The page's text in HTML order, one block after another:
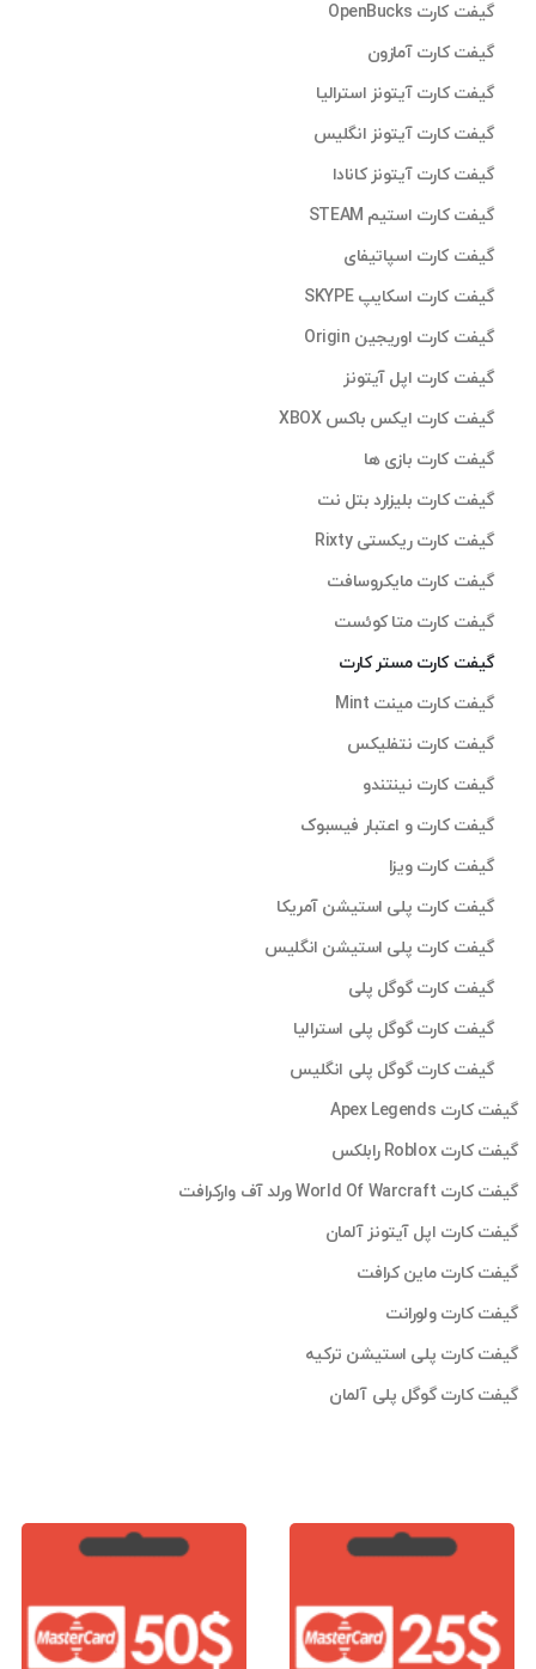
گیفت کارت OpenBucks
گیفت کارت آمازون
گیفت کارت آیتونز استرالیا
گیفت کارت آیتونز انگلیس
گیفت کارت آیتونز کانادا
گیفت کارت استیم STEAM
گیفت کارت اسپاتیفای
گیفت کارت اسکایپ SKYPE
گیفت کارت اوریجین Origin
گیفت کارت اپل آیتونز
گیفت کارت ایکس باکس XBOX
گیفت کارت بازی ها
گیفت کارت بلیزارد بتل نت
گیفت کارت ریکستی Rixty
گیفت کارت مایکروسافت
گیفت کارت متا کوئست
گیفت کارت مستر کارت
گیفت کارت مینت Mint
گیفت کارت نتفلیکس
گیفت کارت نینتندو
گیفت کارت و اعتبار فیسبوک
گیفت کارت ویزا
گیفت کارت پلی استیشن آمریکا
گیفت کارت پلی استیشن انگلیس
گیفت کارت گوگل پلی
گیفت کارت گوگل پلی استرالیا
گیفت کارت گوگل پلی انگلیس
گیفت کارت Apex Legends
گیفت کارت Roblox رابلکس
گیفت کارت World Of Warcraft ورلد آف وارکرافت
گیفت کارت اپل آیتونز آلمان
گیفت کارت ماین کرافت
گیفت کارت ولورانت
گیفت کارت پلی استیشن ترکیه
گیفت کارت گوگل پلی آلمان